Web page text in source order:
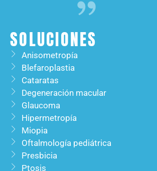
SOLUCIONES
Anisometropía
Blefaroplastia
Cataratas
Degeneración macular
Glaucoma
Hipermetropía
Miopia
Oftalmología pediátrica ​
Presbicia ​
Ptosis ​